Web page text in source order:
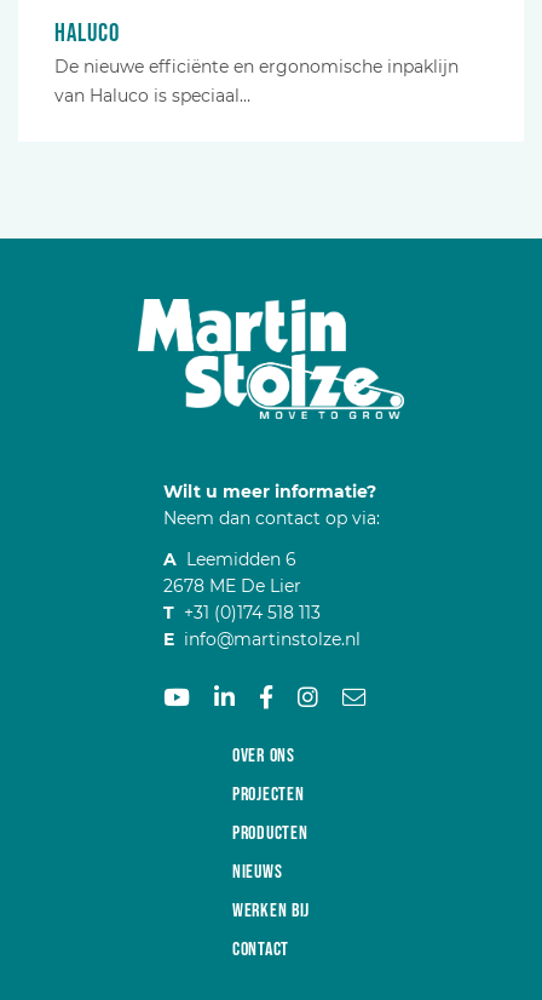
Haluco
De nieuwe efficiënte en ergonomische inpaklijn
van Haluco is speciaal…
Wilt u meer informatie?
Neem dan contact op via:
ALeemidden 6
2678 ME De Lier
T+31 (0)174 518 113
Einfo@martinstolze.nl
Over ons
Projecten
Producten
Nieuws
Werken bij
Contact